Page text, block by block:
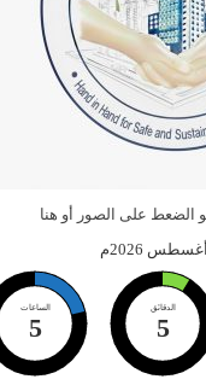
الضعط على الصور أو هنا
الساعات
5
الدقائق
5